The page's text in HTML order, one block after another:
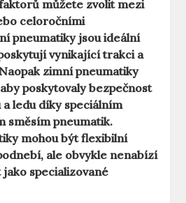
můžete zvolit mezi
celoročními
pneumatikyjsou ideální
vynikající trakci a
zimní pneumatiky
poskytovaly bezpečnost
a ledu díky speciálním
směsím pneumatik.
mohou být flexibilní
ale obvykle nenabízí
specializované